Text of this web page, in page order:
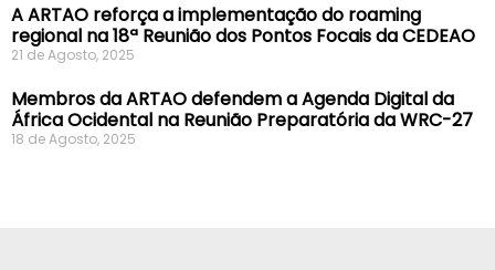
A ARTAO reforça a implementação do roaming
regional na 18ª Reunião dos Pontos Focais da CEDEAO
21 de Agosto, 2025
Membros da ARTAO defendem a Agenda Digital da
África Ocidental na Reunião Preparatória da WRC-27
18 de Agosto, 2025